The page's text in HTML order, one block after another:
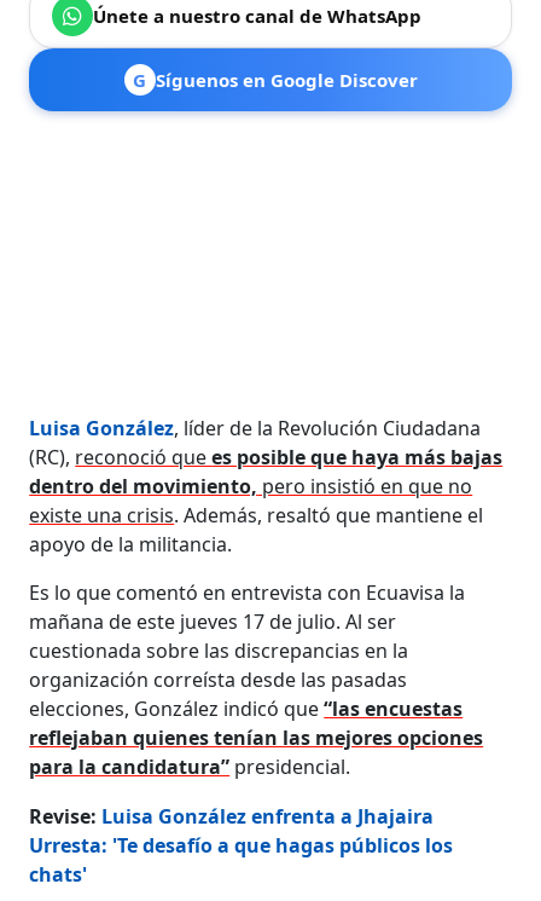
Únete a nuestro canal de WhatsApp
G Síguenos en Google Discover
Luisa González, líder de la Revolución Ciudadana
(RC), reconoció quees posible que haya más bajas
dentro del movimiento, pero insistió en que no
existe una crisis. Además, resaltó que mantiene el
apoyo de la militancia.
Es lo que comentó en entrevista con Ecuavisa la
mañana de este jueves 17 de julio. Al ser
cuestionada sobre las discrepancias en la
organización correísta desde las pasadas
elecciones, González indicó que“las encuestas
reflejaban quienes tenían las mejores opciones
para la candidatura” presidencial.
Revise: Luisa González enfrenta a Jhajaira
Urresta: 'Te desafío a que hagas públicos los
chats'